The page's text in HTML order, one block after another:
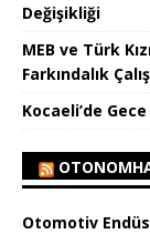
Değişikliği
MEB ve Türk
Farkındalık
Kocaeli’de
Otomotiv